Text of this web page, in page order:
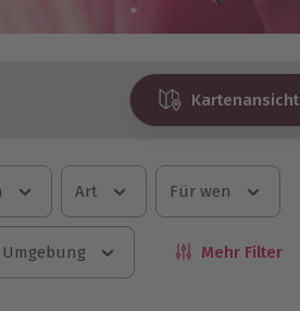
Kartenansicht
Art Für wen
Umgebung Mehr Filter